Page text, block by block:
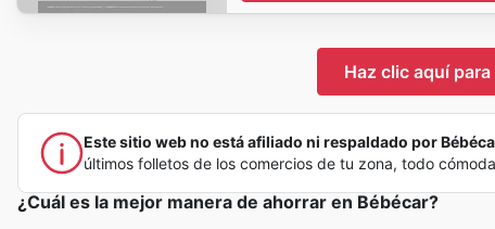
Haz clic aquí
Este sitio web no está afiliado ni respaldado por
últimos folletos de los comercios de tu zona, todo
¿Cuál es la mejor manera de ahorrar en Bébécar?